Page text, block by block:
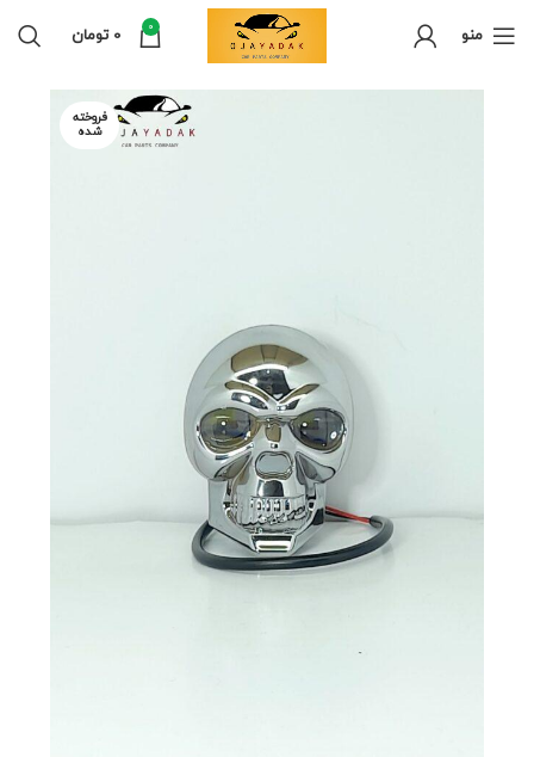
منو 0
0 تومان
فروخته
شده